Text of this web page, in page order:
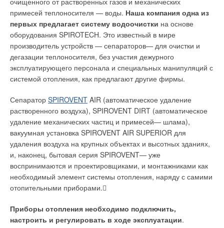
примесей теплоносителя — воды. Наша компания одна из
первых предлагает систему водоочистки на основе
оборудования SPIROTECH. Это известный в мире
производитель устройств — сепараторов— для очистки и
дегазации теплоносителя, без участия дежурного
эксплуатирующего персонала и специальных манипуляций с
системой отопления, как предлагают другие фирмы.
Сепаратор SPIROVENT AIR (автоматическое удаление
растворенного воздуха), SPIROVENT DIRT (автоматическое
удаление механических частиц и примесей— шлама),
вакуумная установка SPIROVENT AIR SUPERIOR для
удаления воздуха на крупных объектах и высотных зданиях,
и, наконец, бытовая серия SPIROVENT— уже
воспринимаются и проектировщиками, и монтажниками как
необходимый элемент системы отопления, наряду с самими
отопительными приборами.
Приборы отопления необходимо подключить,
настроить и регулировать в ходе эксплуатации.
Увеличение количества осадка влечет дополнительные
затраты на обезвоживание, а с учетом снижения
теплотворной способности возрастают затраты на сжигание
(требуется больше газа).
В отличие от городских сточных вод Западной Европы, в
России городские стоки содержат много полифосфатов (в
российских стоков требуются более высокие дозы реагента
(большой Кзап), и все отмеченные проблемы особенно
актуальны.
Биологическая очистка от фосфора
Принцип биологической очистки от фосфора (биологической
дефосфотации) состоит в создании условий для развития в
составе активного ила фосфорнакапливающих или проще
биологической очистки выделяют анаэробные и аэробные
зоны, которые поочередно проходит активный ил (рис. 1).
нормальновсасывающие, моноблочные центробежные
насосы. Они имеют горизонтальный всасывающий и
радиальный напорный патрубки, обеспечивая
максимальную подачу до 30 м3/ч при макс.напоре до 84 м.
Насосы серии Wilo-Multivert MVIE— вертикальные
многоступенчатые, нормальновсасывающие, центробежные
насосы. Эта модель — идеальное решение для
отводимого под насосы. Простота монтажа и демонтажа
насоса достигается за счет применения промежуточного
корпуса между насосом и мотором — фонаря. Фонарь имеет
встроенный радиальноупорный шариковый подшипник.
При этой конструкции осевые силы не передаются на мотор,
тем самым увеличивается срок его службы. Максимальная
подача — до 98 м3/ч, максимальный напор — до 250 м.
Настоящим ноу-хау Wilo являются насосы серии Wilo-
с мокрым ротором.